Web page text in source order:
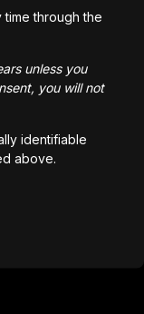
回プレイ
time through the
unless you
you will not
identifiable
above.